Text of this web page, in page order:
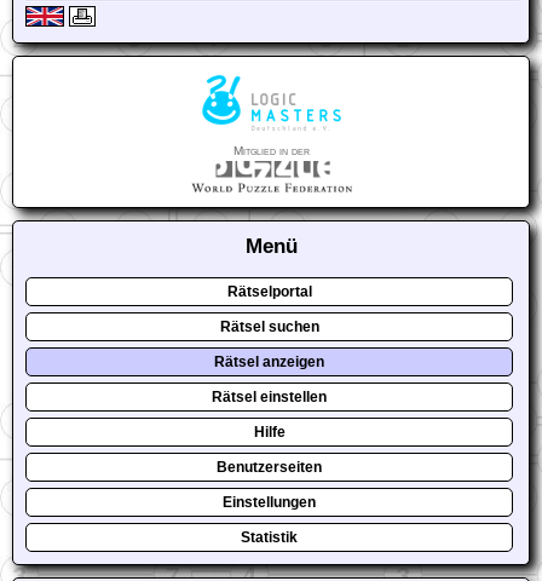
Mitglied in der
Menü
Rätselportal
Rätsel suchen
Rätsel anzeigen
Rätsel einstellen
Hilfe
Benutzerseiten
Einstellungen
Statistik